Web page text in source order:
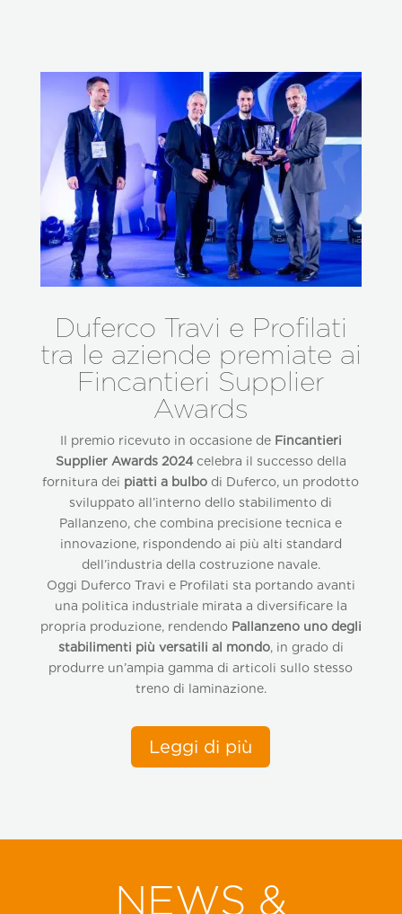
Duferco Travi e Profilati
tra le aziende premiate ai
Fincantieri Supplier
Awards
Il premio ricevuto in occasione de Fincantieri
Supplier Awards 2024celebra il successo della
fornitura dei piatti a bulbo di Duferco, un prodotto
sviluppato all’interno dello stabilimento di
Pallanzeno, che combina precisione tecnica e
innovazione, rispondendo ai più alti standard
dell’industria della costruzione navale.
Oggi Duferco Travi e Profilati sta portando avanti
una politica industriale mirata a diversificare la
propria produzione, rendendo Pallanzeno uno degli
stabilimenti più versatili al mondo, in grado di
produrre un’ampia gamma di articoli sullo stesso
treno di laminazione.
Leggi di più
NEWS &